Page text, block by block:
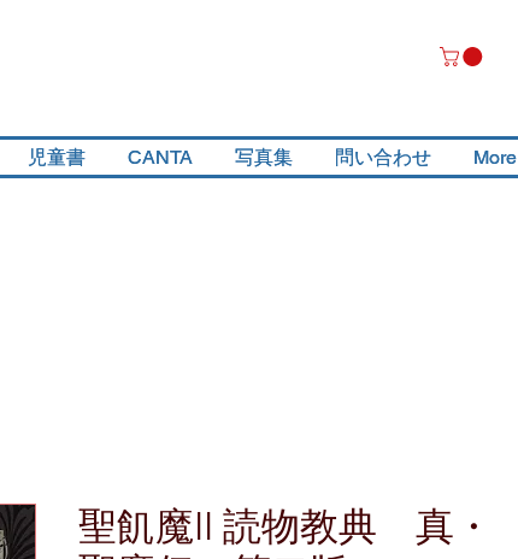
児童書 CANTA 写真集 問い合わせ More
児童書 CANTA 写真集 問い合わせ More
聖飢魔II 読物教典 真・